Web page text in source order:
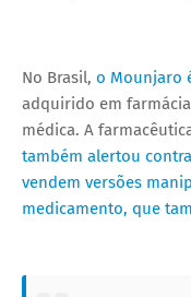
No Brasil, o Mounjaro
adquirido em
médica. A
também alertou
vendem versões
medicamento, que